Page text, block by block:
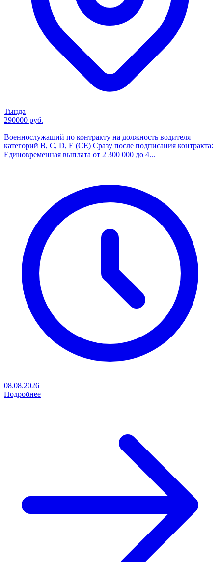
Тында
290000 руб.
Военнослужащий по контракту на должность водителя
категорий B, С, D, E (CE) Сразу после подписания контракта:
Единовременная выплата от 2 300 000 до 4...
08.08.2026
Подробнее